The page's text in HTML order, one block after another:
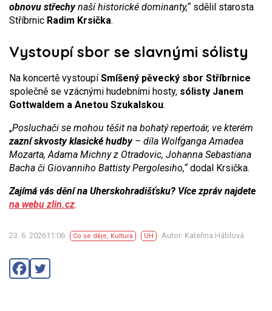
obnovu střechynaší historické dominanty,“sdělil starosta
Stříbrnic Radim Krsička.
Vystoupí sbor se slavnými sólisty
Na koncertě vystoupíSmíšený pěvecký sbor Stříbrnice
společně se vzácnými hudebními hosty, sólisty Janem
Gottwaldem a Anetou Szukalskou.
„Posluchači se mohou těšit na bohatý repertoár, ve kterém
zazní skvosty klasické hudby– díla Wolfganga Amadea
Mozarta, Adama Michny z Otradovic, Johanna Sebastiana
Bacha či Giovanniho Battisty Pergolesiho,“dodal Krsička.
Zajímá vás dění na Uherskohradišťsku? Více zpráv najdete
na webu zlin.cz.
23. 6. 202611:06 Co se děje, Kultura UH Autor: Kateřina Háblová